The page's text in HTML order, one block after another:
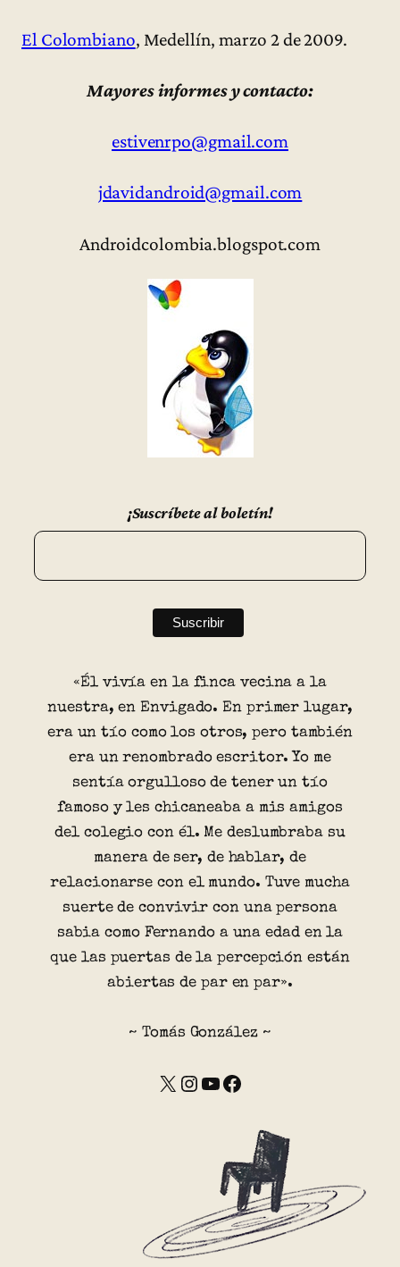
El Colombiano, Medellín, marzo 2 de 2009.
Mayores informes y contacto:
estivenrpo@gmail.com
jdavidandroid@gmail.com
Androidcolombia.blogspot.com
¡Suscríbete al boletín!
«Él vivía en la finca vecina a la
nuestra, en Envigado. En primer lugar,
era un tío como los otros, pero también
era un renombrado escritor. Yo me
sentía orgulloso de tener un tío
famoso y les chicaneaba a mis amigos
del colegio con él. Me deslumbraba su
manera de ser, de hablar, de
relacionarse con el mundo. Tuve mucha
suerte de convivir con una persona
sabia como Fernando a una edad en la
que las puertas de la percepción están
abiertas de par en par».
~ Tomás González ~
X Instagram YouTube Facebook